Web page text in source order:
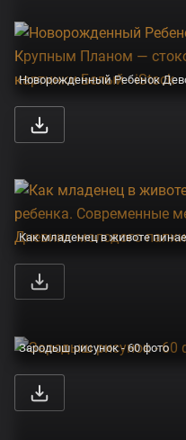
Зародыш рисунок - 60 фото